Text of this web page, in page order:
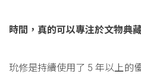
時間，真的可以專注於文物典
玧修是持續使用了 5 年以上的